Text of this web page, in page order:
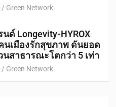
Green Network
นด์ Longevity-HYROX
นเมืองรักสุขภาพ ดันยอด
นสาธารณะโตกว่า 5 เท่า
Green Network